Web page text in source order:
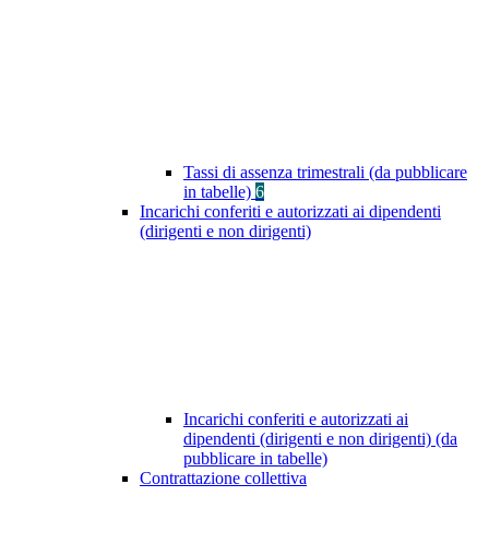
Tassi di assenza trimestrali (da pubblicare
in tabelle) 6
Incarichi conferiti e autorizzati ai dipendenti
(dirigenti e non dirigenti)
Incarichi conferiti e autorizzati ai
dipendenti (dirigenti e non dirigenti) (da
pubblicare in tabelle)
Contrattazione collettiva